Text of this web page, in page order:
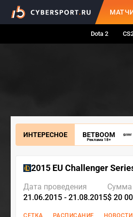
Dota 2
ИНТЕРЕСНОЕ BETBOOM
Реклама 18+
2015 EU Challenger
Дата проведения
21.06.2015 - 21.08.2015
Сумма
$ 20
СЕТКА РАСПИСАНИЕ НОВОСТИ